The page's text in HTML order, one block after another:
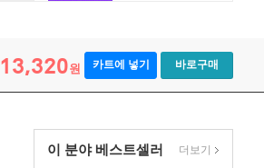
13,320원 카트에 넣기 바로구매
이 분야 베스트셀러 더보기